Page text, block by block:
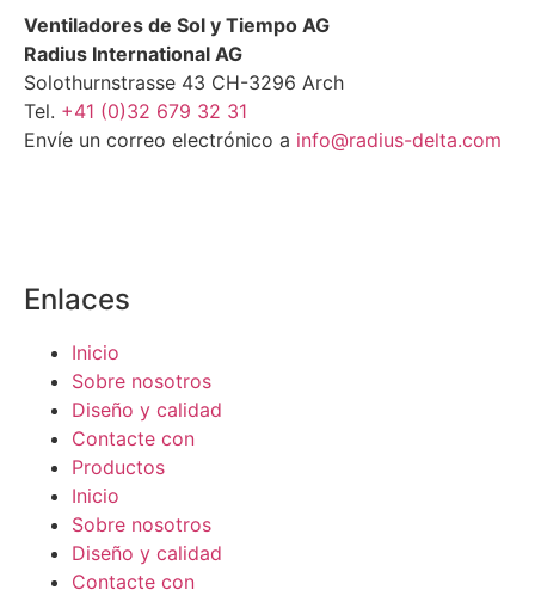
Ventiladores de Sol y Tiempo AG
Radius International AG
Solothurnstrasse 43 CH-3296 Arch
Tel. +41 (0)32 679 32 31
Envíe un correo electrónico a info@radius-delta.com
Enlaces
Inicio
Sobre nosotros
Diseño y calidad
Contacte con
Productos
Inicio
Sobre nosotros
Diseño y calidad
Contacte con